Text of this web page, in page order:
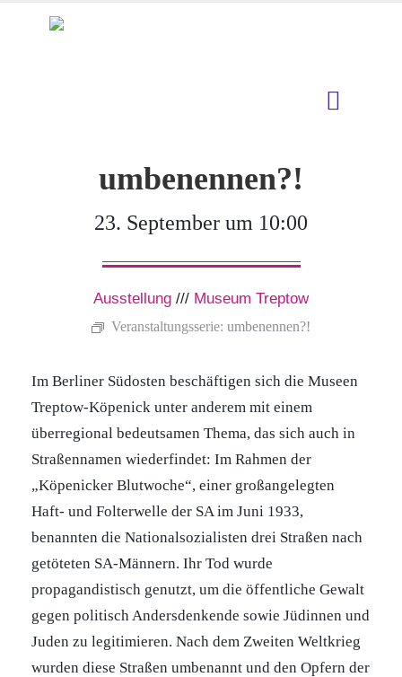
umbenennen?!
23. September um 10:00
Ausstellung /// Museum Treptow
Veranstaltungsserie: umbenennen?!
Im Berliner Südosten beschäftigen sich die Museen
Treptow-Köpenick unter anderem mit einem
überregional bedeutsamen Thema, das sich auch in
Straßennamen wiederfindet: Im Rahmen der
„Köpenicker Blutwoche“, einer großangelegten
Haft- und Folterwelle der SA im Juni 1933,
benannten die Nationalsozialisten drei Straßen nach
getöteten SA-Männern. Ihr Tod wurde
propagandistisch genutzt, um die öffentliche Gewalt
gegen politisch Andersdenkende sowie Jüdinnen und
Juden zu legitimieren. Nach dem Zweiten Weltkrieg
wurden diese Straßen umbenannt und den Opfern der